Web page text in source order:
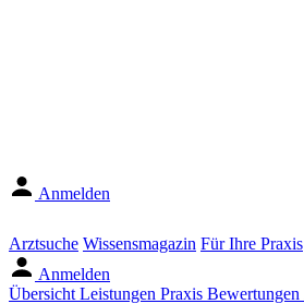
Anmelden
Arztsuche Wissensmagazin Für Ihre Praxis
Anmelden
Übersicht Leistungen Praxis Bewertungen